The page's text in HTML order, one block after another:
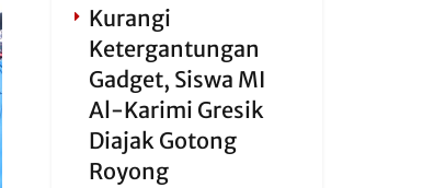
Kurangi
Ketergantungan
Gadget, Siswa MI
Al-Karimi Gresik
Diajak Gotong
Royong